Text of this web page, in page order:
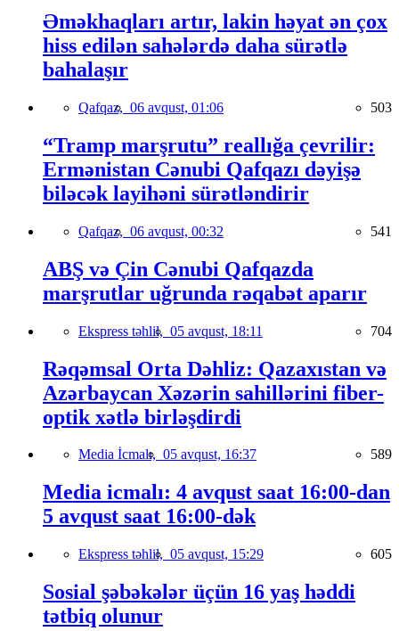
Əməkhaqları artır, lakin həyat ən çox
hiss edilən sahələrdə daha sürətlə
bahalaşır
Qafqaz, 06 avqust, 01:06 503
“Tramp marşrutu” reallığa çevrilir:
Ermənistan Cənubi Qafqazı dəyişə
biləcək layihəni sürətləndirir
Qafqaz, 06 avqust, 00:32 541
ABŞ və Çin Cənubi Qafqazda
marşrutlar uğrunda rəqabət aparır
Ekspress təhlil, 05 avqust, 18:11 704
Rəqəmsal Orta Dəhliz: Qazaxıstan və
Azərbaycan Xəzərin sahillərini fiber-
optik xətlə birləşdirdi
Media İcmalı, 05 avqust, 16:37 589
Media icmalı: 4 avqust saat 16:00-dan
5 avqust saat 16:00-dək
Ekspress təhlil, 05 avqust, 15:29 605
Sosial şəbəkələr üçün 16 yaş həddi
tətbiq olunur